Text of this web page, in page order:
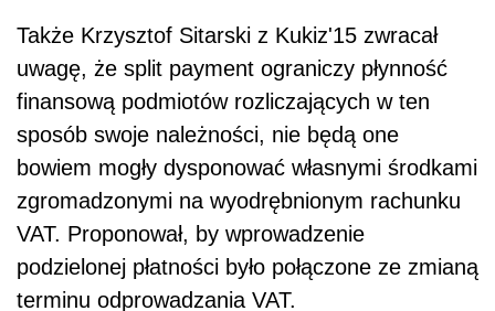
Także Krzysztof Sitarski z Kukiz'15 zwracał
uwagę, że split payment ograniczy płynność
finansową podmiotów rozliczających w ten
sposób swoje należności, nie będą one
bowiem mogły dysponować własnymi środkami
zgromadzonymi na wyodrębnionym rachunku
VAT. Proponował, by wprowadzenie
podzielonej płatności było połączone ze zmianą
terminu odprowadzania VAT.